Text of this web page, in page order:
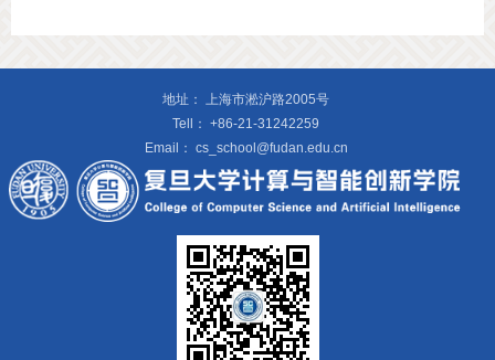
地址：
上海市淞沪路2005号
Tell： +86-21-31242259
Email： cs_school@fudan.edu.cn